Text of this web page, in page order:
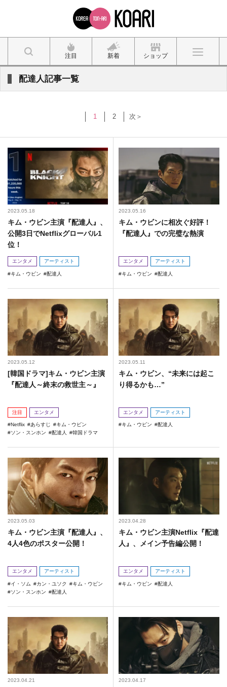
注目 新着 ショップ
配達人記事一覧
1 2 次＞
2023.05.18
キム・ウビン主演『配達人』、
公開3日でNetflixグローバル1
位！
エンタメ アーティスト
キム・ウビン 配達人
2023.05.16
キム・ウビンに相次ぐ好評！
『配達人』での完璧な熱演
エンタメ アーティスト
キム・ウビン 配達人
2023.05.12
[韓国ドラマ]キム・ウビン主演
『配達人～終末の救世主～』
注目 エンタメ
Netflix あらすじ
キム・ウビン
ソン・スンホン
配達人 韓国ドラマ
2023.05.11
キム・ウビン、“未来には起こ
り得るかも…”
エンタメ アーティスト
キム・ウビン 配達人
2023.05.03
キム・ウビン主演『配達人』、
4人4色のポスター公開！
エンタメ アーティスト
イ・ソム カン・ユソク
キム・ウビン
ソン・スンホン
配達人
2023.04.28
キム・ウビン主演Netflix『配達
人』、メイン予告編公開！
エンタメ アーティスト
キム・ウビン 配達人
2023.04.21 2023.04.17